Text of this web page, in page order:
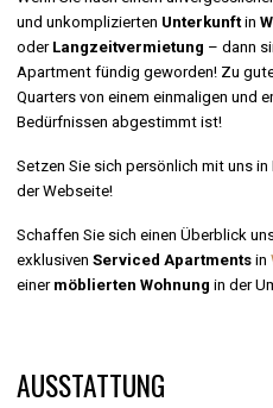
und unkomplizierten Unterkunftin
oder Langzeitvermietung – dann
Apartment fündig geworden! Zu
Quarters von einem einmaligen und
Bedürfnissen abgestimmt ist!
Setzen Sie sich persönlich mit uns
der Webseite!
Schaffen Sie sich einen Überblick
exklusivenServiced Apartments in
einer möblierten Wohnung in der
AUSSTATTUNG